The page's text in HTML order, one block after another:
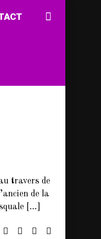
travers de
de la
[…]